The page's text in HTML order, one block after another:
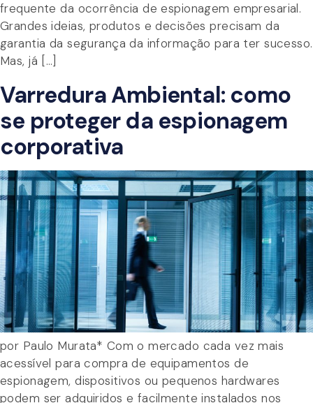
frequente da ocorrência de espionagem empresarial.
Grandes ideias, produtos e decisões precisam da
garantia da segurança da informação para ter sucesso.
Mas, já […]
Varredura Ambiental: como
se proteger da espionagem
corporativa
por Paulo Murata* Com o mercado cada vez mais
acessível para compra de equipamentos de
espionagem, dispositivos ou pequenos hardwares
podem ser adquiridos e facilmente instalados nos